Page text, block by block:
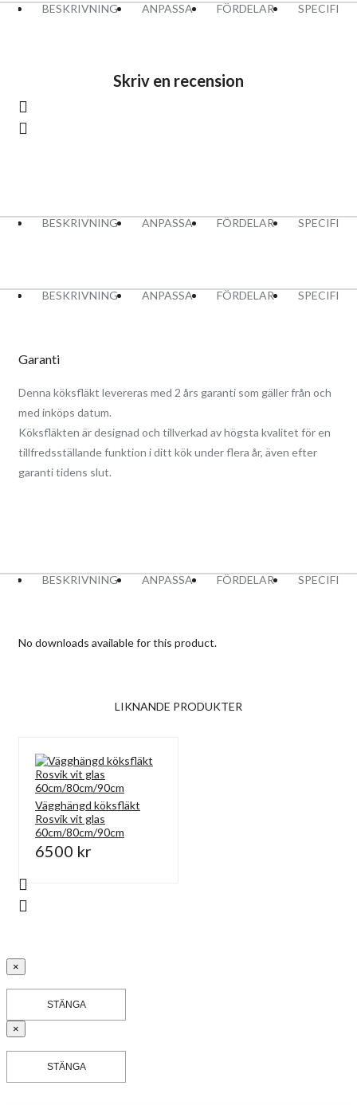
BESKRIVNING ANPASSA FÖRDELAR
Skriv en recension
BESKRIVNING ANPASSA FÖRDELAR
BESKRIVNING ANPASSA FÖRDELAR
Garanti
Denna köksfläkt levereras med 2 års garanti som gäller från och
med inköps datum.
Köksfläkten är designad och tillverkad av högsta kvalitet för en
tillfredsställande funktion i ditt kök under flera år, även efter
garanti tidens slut.
BESKRIVNING ANPASSA FÖRDELAR
No downloads available for this product.
LIKNANDE PRODUKTER
Vägghängd köksfläkt
Rosvik vit glas
60cm/80cm/90cm
6500 kr
×
STÄNGA
×
STÄNGA